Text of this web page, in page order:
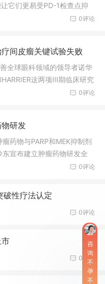
它们更易受PD-1检查点抑
筛选出了对PD-1阻断
遗传筛选系统。他用CRIS
色素瘤皮肤癌细胞中2368个
后癌
0评论
间皮瘤关键试验失败
全球眼科领域的领导者诺华
这两项III期临床研究
点和关键次要终点。Gilea
固定剂量组
感染的初治成人患者。Neur
0评论
研发
药物与PARP和MEK抑制剂
宣布建立肿瘤药物研发全
斯利康治疗多种癌症的药
适应症的MEK选择性抑制
分别开发Lynparza与各自
合治疗癌症的疗法。阿斯
0评论
性疗法认定
0评论
0评论
咨
询
不
孕
不